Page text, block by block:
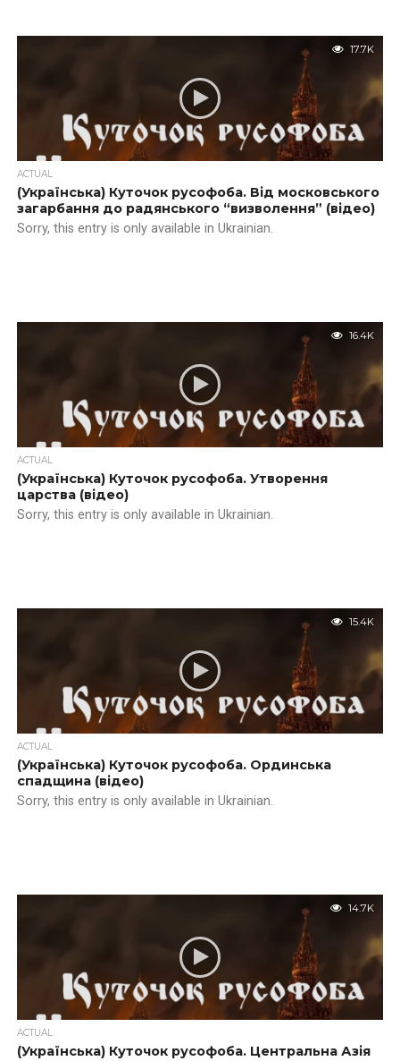
17.7K
ACTUAL
(Українська) Куточок русофоба. Від московського
загарбання до радянського “визволення” (відео)
Sorry, this entry is only available in Ukrainian.
16.4K
ACTUAL
(Українська) Куточок русофоба. Утворення
царства (відео)
Sorry, this entry is only available in Ukrainian.
15.4K
ACTUAL
(Українська) Куточок русофоба. Ординська
спадщина (відео)
Sorry, this entry is only available in Ukrainian.
14.7K
ACTUAL
(Українська) Куточок русофоба. Центральна Азія